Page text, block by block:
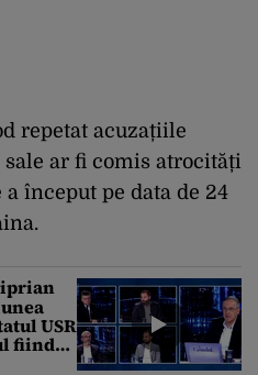
repetat acuzațiile
ar fi comis atrocități
început pe data de 24
USR
fiind